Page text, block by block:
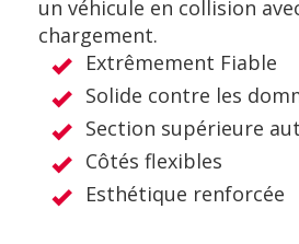
un véhicule en collision
chargement.
Extrêmement Fiable
Solide contre les
Section supérieure
Côtés flexibles
Esthétique renforcée